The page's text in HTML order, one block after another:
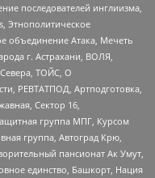
последователей инглиизма,
Этнополитическое
объединение Атака, Мечеть
г. Астрахани, ВОЛЯ,
ТОЙС, О
РЕВТАТПОД, Артподготовка,
Сектор 16,
группа МПГ, Курсом
группа, Автоград Крю,
пансионат Ак Умут,
единство, Башкорт, Нация